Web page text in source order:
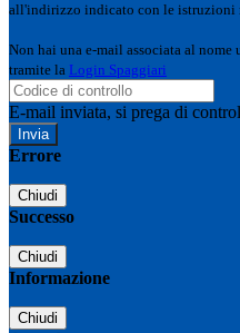
all'indirizzo indicato con le istruzioni
Non hai una e-mail associata al nome
tramite la Login Spaggiari
E-mail inviata, si prega di
Errore
Chiudi
Successo
Chiudi
Informazione
Chiudi